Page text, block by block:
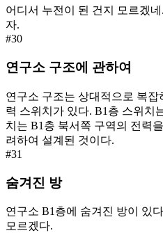
어디서 누전이 된 건지 모르겠
자.
#30
연구소 구조에 관하여
연구소 구조는 상대적으로 복잡
력 스위치가 있다. B1층 스위치
치는 B1층 북서쪽 구역의 전력
려하여 설계된 것이다.
#31
숨겨진 방
연구소 B1층에 숨겨진 방이 있
모르겠다.